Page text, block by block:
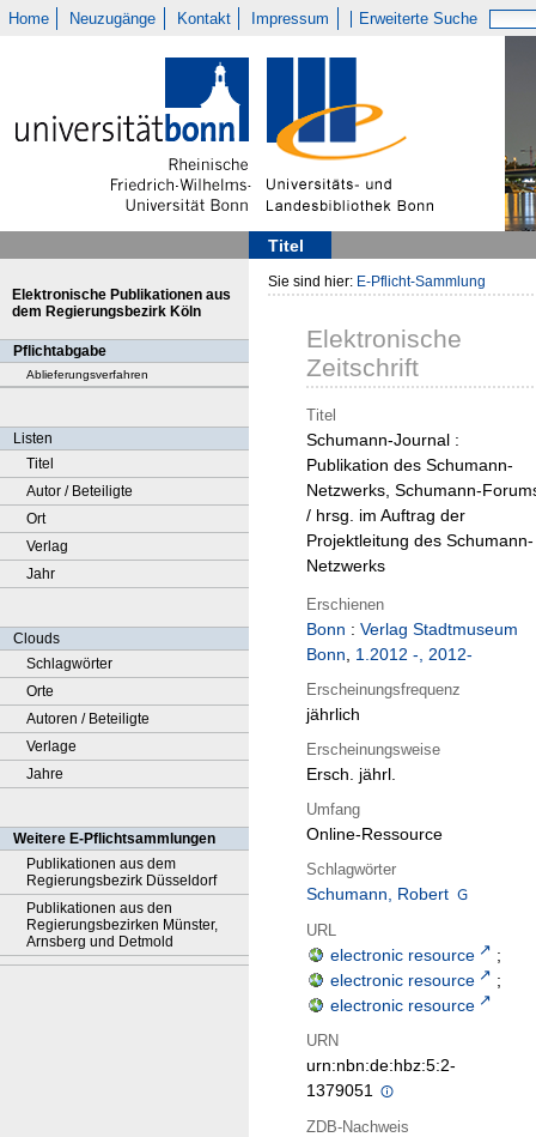
Home Neuzugänge Kontakt Impressum Erweiterte Suche
Titel
Elektronische Publikationen aus
dem Regierungsbezirk Köln
Pflichtabgabe
Ablieferungsverfahren
Listen
Titel
Autor / Beteiligte
Ort
Verlag
Jahr
Clouds
Schlagwörter
Orte
Autoren / Beteiligte
Verlage
Jahre
Weitere E-Pflichtsammlungen
Publikationen aus dem
Regierungsbezirk Düsseldorf
Publikationen aus den
Regierungsbezirken Münster,
Arnsberg und Detmold
Sie sind hier: E-Pflicht-Sammlung
Elektronische
Zeitschrift
Titel
Schumann-Journal :
Publikation des Schumann-
Netzwerks, Schumann-
/ hrsg. im Auftrag der
Projektleitung des Schumann-
Netzwerks
Erschienen
Bonn : Verlag Stadtmuseum
Bonn, 1.2012 -, 2012-
Erscheinungsfrequenz
jährlich
Erscheinungsweise
Ersch. jährl.
Umfang
Online-Ressource
Schlagwörter
Schumann, Robert
URL
electronic resource
;
electronic resource
;
electronic resource
URN
urn:nbn:de:hbz:5:2-
1379051
ZDB-Nachweis